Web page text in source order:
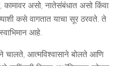
असो, नातेसंबंधात असो किंवा
कसे वागतात याचा सूर ठरवते. ते
आहे.
चालते, आत्मविश्वासाने बोलते आणि